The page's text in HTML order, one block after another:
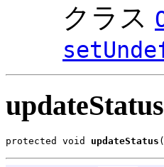
クラス
updateStatus
protected void updateStatus